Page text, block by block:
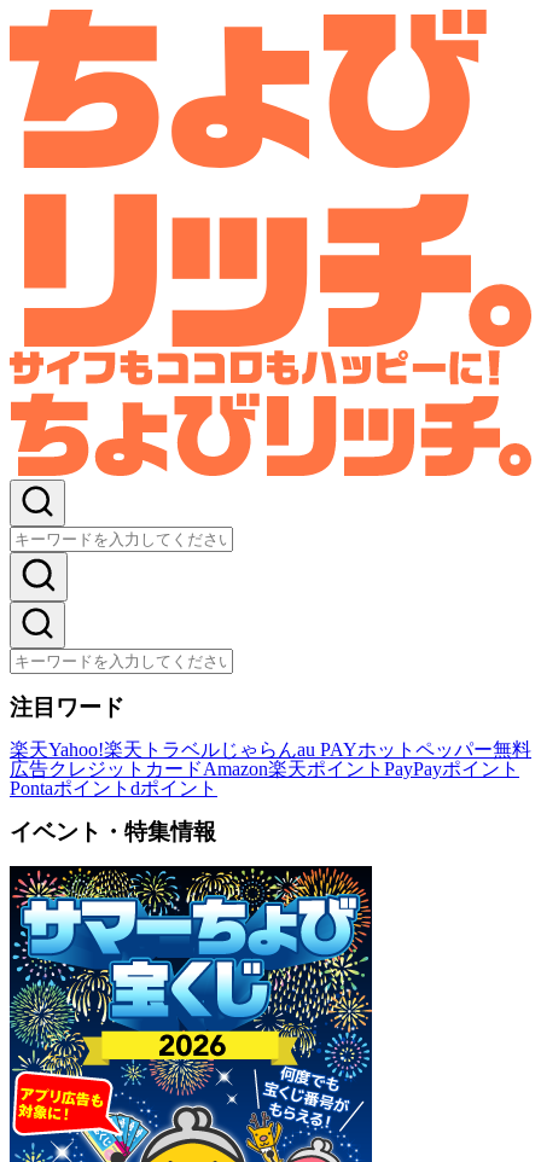
注目ワード
楽天Yahoo!楽天トラベルじゃらんau PAYホットペッパー無料
広告クレジットカードAmazon楽天ポイント PayPayポイント
Pontaポイント dポイント
イベント・特集情報